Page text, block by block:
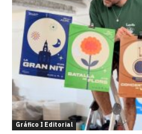
Gráfico I Editorial